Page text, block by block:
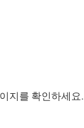
지를 확인하세요.